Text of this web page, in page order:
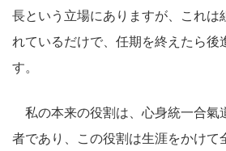
長という立場にありますが、これは
れているだけで、任期を終えたら後
す。
私の本来の役割は、心身統一合氣
者であり、この役割は生涯をかけて